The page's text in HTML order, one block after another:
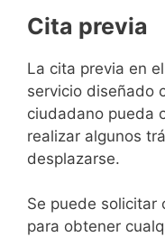
Cita previa
​​​​​​​​​​​​​​​​​​​​​​​​​​​​La cita previa en
servicio diseñado
ciudadano pueda
realizar algunos
desplazarse.​
Se puede solicitar
para obtener